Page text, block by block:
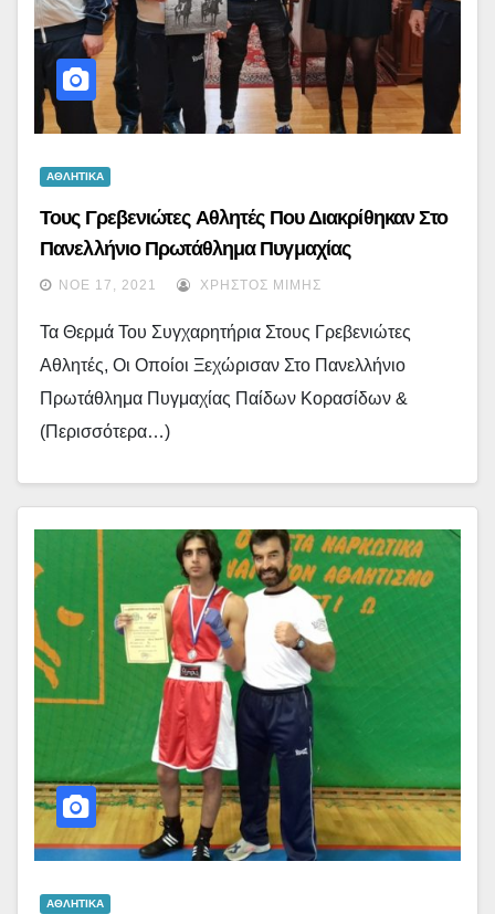
ΑΘΛΗΤΙΚΑ
Τους Γρεβενιώτες Αθλητές Που Διακρίθηκαν Στο
Πανελλήνιο Πρωτάθλημα Πυγμαχίας
Υποδέχθηκε Ο Δήμαρχος Γιώργος Δασταμάνης
ΝΟΈ 17, 2021 ΧΡΉΣΤΟΣ ΜΊΜΗΣ
Τα Θερμά Του Συγχαρητήρια Στους Γρεβενιώτες
Αθλητές, Οι Οποίοι Ξεχώρισαν Στο Πανελλήνιο
Πρωτάθλημα Πυγμαχίας Παίδων Κορασίδων &
(περισσότερα…)
ΑΘΛΗΤΙΚΑ